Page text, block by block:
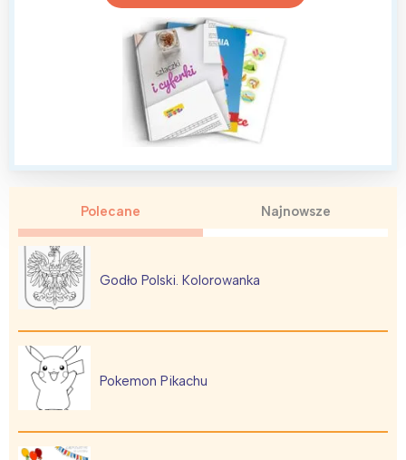
Polecane Najnowsze
Godło Polski. Kolorowanka
Pokemon Pikachu